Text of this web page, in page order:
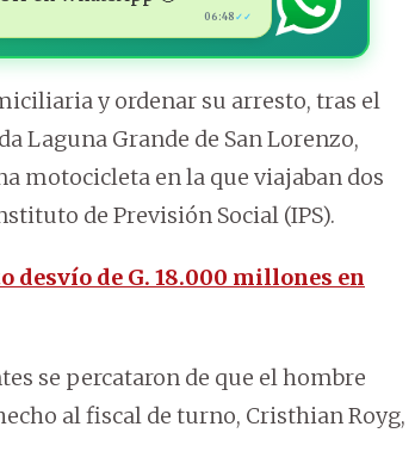
06:48 ✓✓
y ordenar su arresto, tras el
Laguna Grande de San Lorenzo,
motocicleta en la que viajaban dos
de Previsión Social (IPS).
desvío de G. 18.000 millones en
se percataron de que el hombre
al fiscal de turno, Cristhian Royg,